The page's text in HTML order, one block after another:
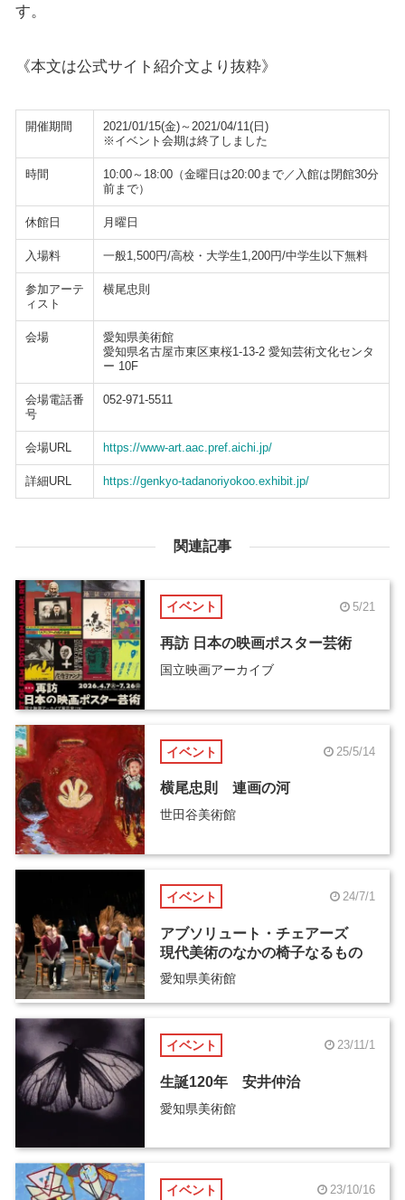
す。
《本文は公式サイト紹介文より抜粋》
開催期間
2021/01/15(金)～2021/04/11(日)
※イベント会期は終了しました
時間
10:00～18:00（金曜日は20:00まで／入館は閉館30分
前まで）
休館日 月曜日
入場料 一般1,500円/高校・大学生1,200円/中学生以下無料
参加アーテ
ィスト
横尾忠則
会場
愛知県美術館
愛知県名古屋市東区東桜1-13-2 愛知芸術文化センタ
ー 10F
会場電話番
号
052-971-5511
会場URL https://www-art.aac.pref.aichi.jp/
詳細URL https://genkyo-tadanoriyokoo.exhibit.jp/
関連記事
イベント 5/21
再訪 日本の映画ポスター芸術
国立映画アーカイブ
イベント 25/5/14
横尾忠則 連画の河
世田谷美術館
イベント 24/7/1
アブソリュート・チェアーズ
現代美術のなかの椅子なるもの
愛知県美術館
イベント 23/11/1
生誕120年 安井仲治
愛知県美術館
イベント 23/10/16